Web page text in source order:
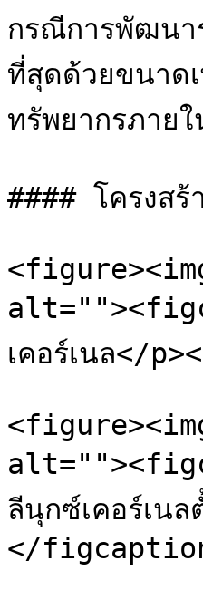
กรณีการพัฒนา
ที่สุดด้วยขนาด
ทรัพยากรภายใ
#### โครงส
เคอร์เนล</
ลีนุกซ์เคอร์เน
</